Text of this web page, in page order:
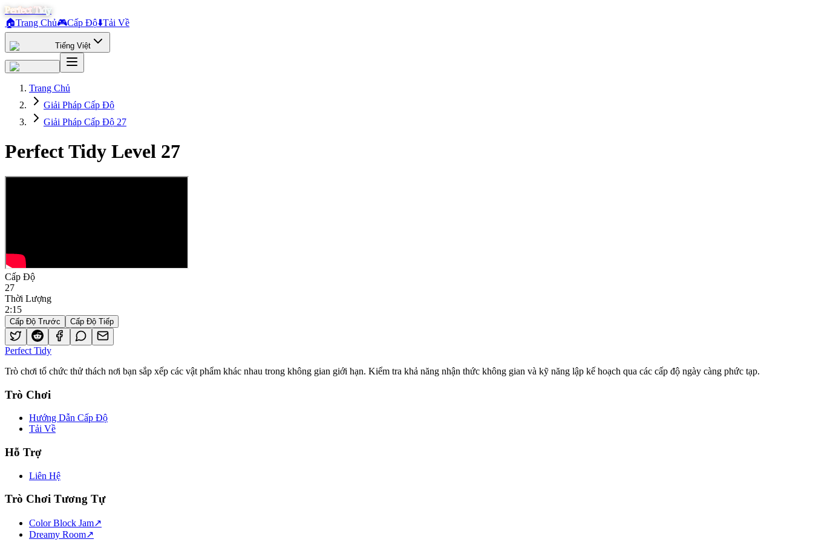
Perfect Tidy
🏠Trang Chủ🎮Cấp Độ⬇️Tải Về
Tiếng Việt
Trang Chủ
Giải Pháp Cấp Độ
Giải Pháp Cấp Độ 27
Perfect Tidy Level 27
Cấp Độ
27
Thời Lượng
2:15
Cấp Độ Trước Cấp Độ Tiếp
Perfect Tidy
Trò chơi tổ chức thử thách nơi bạn sắp xếp các vật phẩm khác nhau trong không gian giới hạn. Kiểm tra khả năng nhận thức không gian và kỹ năng lập kế hoạch qua các cấp độ ngày càng phức tạp.
Trò Chơi
Hướng Dẫn Cấp Độ
Tải Về
Hỗ Trợ
Liên Hệ
Trò Chơi Tương Tự
Color Block Jam↗️
Dreamy Room↗️